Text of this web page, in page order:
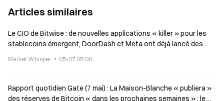
Articles similaires
Le CIO de Bitwise : de nouvelles applications « killer » pour les
stablecoins émergent, DoorDash et Meta ont déjà lancé des
Market Whisper 05-07 05:08
Rapport quotidien Gate (7 mai) : La Maison-Blanche « publiera »
des réserves de Bitcoin « dans les prochaines semaines » ; le